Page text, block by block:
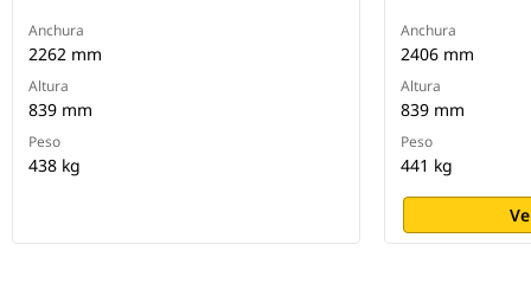
Anchura
2262 mm
Altura
839 mm
Peso
438 kg
Anchura
2406 mm
Altura
839 mm
Peso
441 kg